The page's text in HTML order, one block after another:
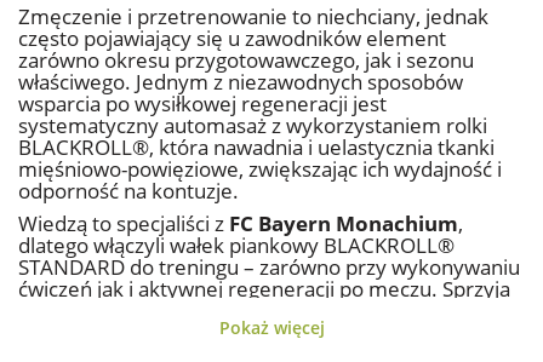
Zmęczenie i przetrenowanie to niechciany, jednak
często pojawiający się u zawodników element
zarówno okresu przygotowawczego, jak i sezonu
właściwego. Jednym z niezawodnych sposobów
wsparcia po wysiłkowej regeneracji jest
systematyczny automasaż z wykorzystaniem rolki
BLACKROLL®, która nawadnia i uelastycznia tkanki
mięśniowo-powięziowe, zwiększając ich wydajność i
odporność na kontuzje.
Wiedzą to specjaliści z FC Bayern Monachium,
dlatego włączyli wałek piankowy BLACKROLL®
STANDARD do treningu – zarówno przy wykonywaniu
ćwiczeń jak i aktywnej regeneracji po meczu. Sprzyja
zmniejsza ryzyko kontuzji i związanej z nią utratą
Pokaż więcej